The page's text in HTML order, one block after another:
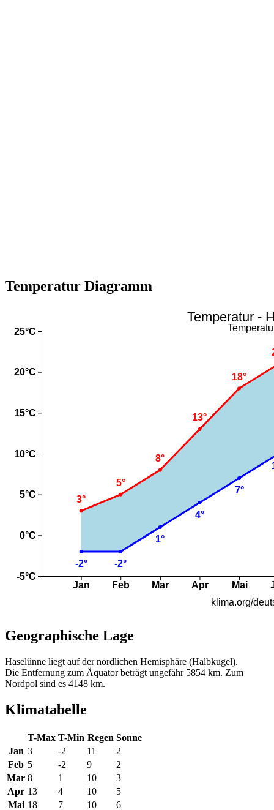
Temperatur Diagramm
Geographische Lage
Haselünne liegt auf der nördlichen Hemisphäre (Halbkugel).
Die Entfernung zum Äquator beträgt ungefähr 5854 km. Zum
Nordpol sind es 4148 km.
Klimatabelle
T-Max T-Min Regen Sonne
Jan 3 -2 11
2
Feb 5 -2 9
2
Mar 8 1 10
3
Apr 13 4 10
5
Mai 18 7 10 6